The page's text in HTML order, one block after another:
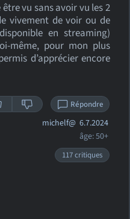
vu sans avoir vu les 2
vivement de voir ou de
en streaming)
même, pour mon plus
d’apprécier encore
Répondre
michelf@ 6.7.2024
âge: 50+
117 critiques